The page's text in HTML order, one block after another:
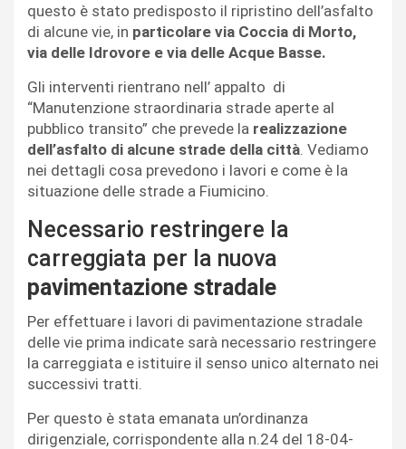
questo è stato predisposto il ripristino dell’asfalto
di alcune vie, in particolare via Coccia di Morto,
via delle Idrovore e via delle Acque Basse.
Gli interventi rientrano nell’ appalto di
“Manutenzione straordinaria strade aperte al
pubblico transito” che prevede la realizzazione
dell’asfalto di alcune strade della città. Vediamo
nei dettagli cosa prevedono i lavori e come è la
situazione delle strade a Fiumicino.
Necessario restringere la
carreggiata per la nuova
pavimentazione stradale
Per effettuare i lavori di pavimentazione stradale
delle vie prima indicate sarà necessario restringere
la carreggiata e istituire il senso unico alternato nei
successivi tratti.
Per questo è stata emanata un’ordinanza
dirigenziale, corrispondente alla n.24 del 18-04-